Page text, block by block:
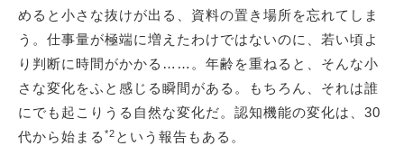
めると小さな抜けが出る、資料の置き場所を忘れてしま
う。仕事量が極端に増えたわけではないのに、若い頃よ
り判断に時間がかかる……。年齢を重ねると、そんな小
さな変化をふと感じる瞬間がある。もちろん、それは誰
にでも起こりうる自然な変化だ。認知機能の変化は、30
代から始まる *2 という報告もある。